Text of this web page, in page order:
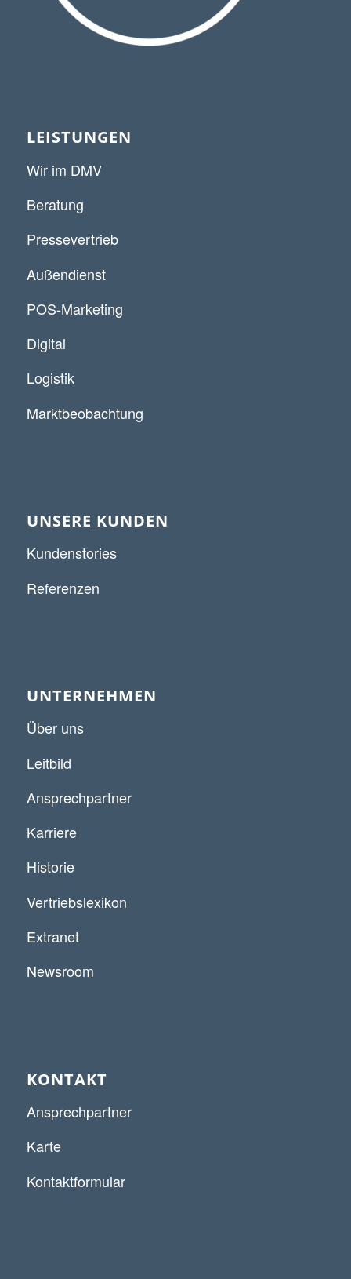
LEISTUNGEN
Wir im DMV
Beratung
Pressevertrieb
Außendienst
POS-Marketing
Digital
Logistik
Marktbeobachtung
UNSERE KUNDEN
Kundenstories
Referenzen
UNTERNEHMEN
Über uns
Leitbild
Ansprechpartner
Karriere
Historie
Vertriebslexikon
Extranet
Newsroom
KONTAKT
Ansprechpartner
Karte
Kontaktformular